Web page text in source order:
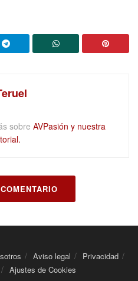
sobre AVPasión y nuestra
Aviso legal
Privacidad
Ajustes de Cookies